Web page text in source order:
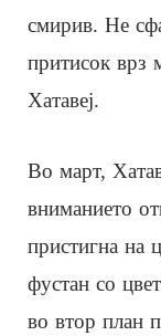
смирив. Не
притисок врз
Хатавеј.
Во март,
вниманието
пристигна на
фустан со
во втор план